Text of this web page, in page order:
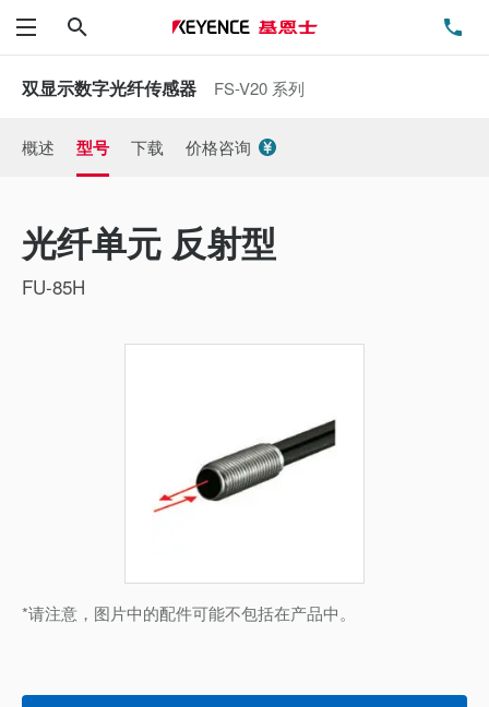
菜单
双显示数字光纤传感器 FS-V20 系列
概述 型号 下载 价格咨询
光纤单元 反射型
FU-85H
*请注意，图片中的配件可能不包括在产品中。